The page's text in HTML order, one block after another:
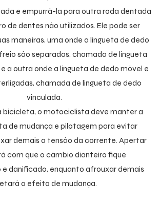
e empurrá-la para outra roda dentada
de dentes não utilizados. Ele pode ser
maneiras, uma onde a lingueta de dedo
são separadas, chamada de lingueta
a outra onde a lingueta de dedo móvel e
chamada de lingueta de dedo
vinculada.
bicicleta, o motociclista deve manter a
de mudança e pilotagem para evitar
demais a tensão da corrente. Apertar
com que o câmbio dianteiro fique
danificado, enquanto afrouxar demais
o efeito de mudança.